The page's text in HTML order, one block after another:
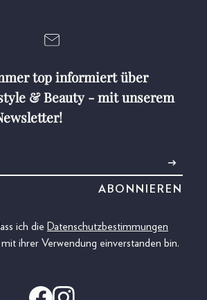
top informiert über
& Beauty - mit unserem
ich die Datenschutzbestimmungen
ihrer Verwendung einverstanden bin.